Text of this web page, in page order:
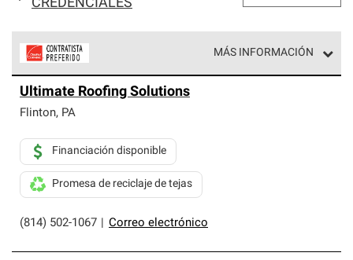
CREDENCIALES
MÁS INFORMACIÓN
parte de una red exclusiva de profesionales de techos
que cumplen con altos estándares y requisitos estrictos
Ultimate Roofing Solutions
Flinton, PA
(814) 502-1067 Correo electrónico
Financiación disponible
Promesa de reciclaje de tejas